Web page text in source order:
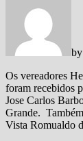
by
Os vereadores
foram recebidos
Jose Carlos
Grande.
Vista Romualdo